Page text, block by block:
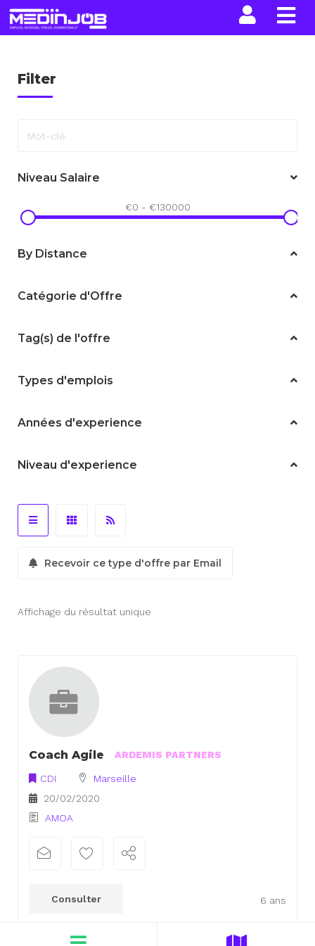
Filter
Niveau Salaire
€0 - €130000
By Distance
Catégorie d'Offre
Tag(s) de l'offre
Types d'emplois
Années d'experience
Niveau d'experience
Recevoir ce type d'offre par Email
Affichage du résultat unique
Coach Agile ARDEMIS PARTNERS
CDI
Marseille
20/02/2020
AMOA
6 ans
Consulter